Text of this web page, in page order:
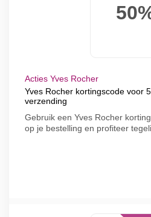
Acties Yves Rocher
Yves Rocher kortingscode voor
verzending
Gebruik een Yves Rocher
op je bestelling en profiteer